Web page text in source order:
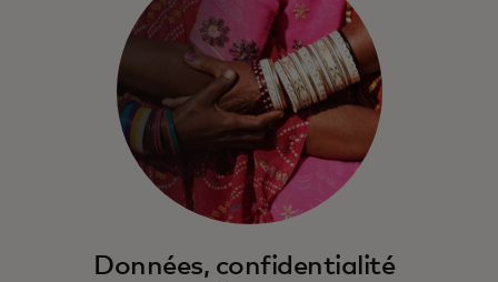
Données, confidentialité